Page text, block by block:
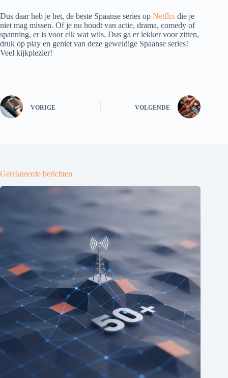
Dus daar heb je het, de beste Spaanse series op Netflix die je
niet mag missen. Of je nu houdt van actie, drama, comedy of
spanning, er is voor elk wat wils. Dus ga er lekker voor zitten,
druk op play en geniet van deze geweldige Spaanse series!
Veel kijkplezier!
VORIGE VOLGENDE
Gerelateerde berichten